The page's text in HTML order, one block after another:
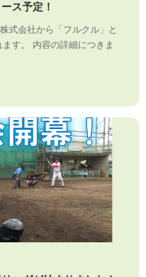
ス予定！
式会社から「フルクル」と
す。 内容の詳細につきま